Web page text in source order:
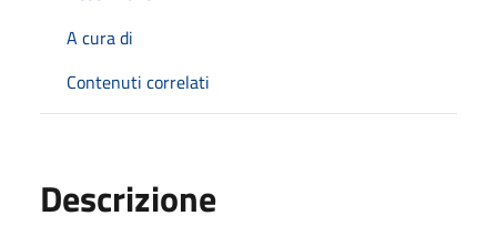
A cura di
Contenuti correlati
Descrizione